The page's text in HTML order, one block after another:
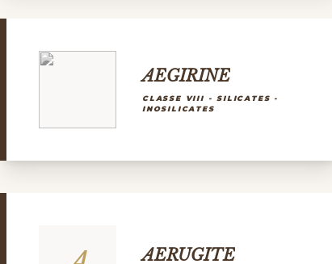
AEGIRINE
CLASSE VIII - SILICATES -
INOSILICATES
AERUGITE